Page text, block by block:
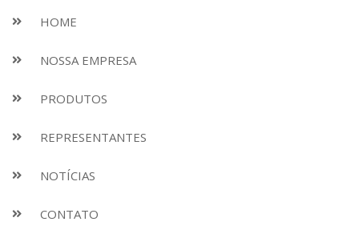
HOME
NOSSA EMPRESA
PRODUTOS
REPRESENTANTES
NOTÍCIAS
CONTATO